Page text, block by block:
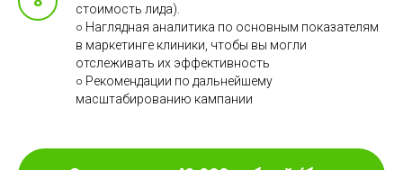
стоимость лида).
○ Наглядная аналитика по основным показателям
в маркетинге клиники, чтобы вы могли
отслеживать их эффективность
○ Рекомендации по дальнейшему
масштабированию кампании